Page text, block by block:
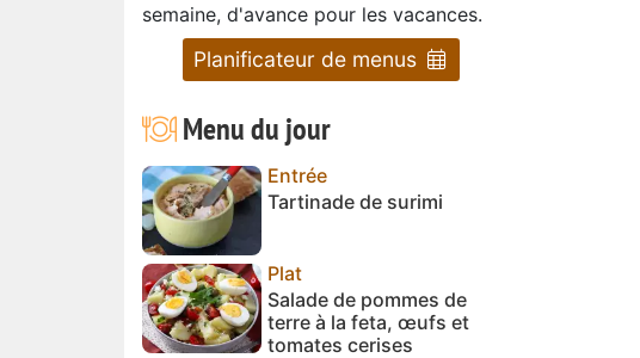
semaine, d'avance pour les vacances.
Planificateur de menus
Menu du jour
Entrée
Tartinade de surimi
Plat
Salade de pommes de
terre à la feta, œufs et
tomates cerises